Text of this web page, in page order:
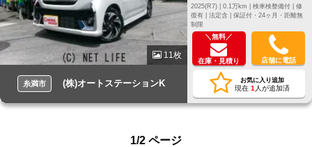
11枚
糸満市 (株)オートステーションK
2025(R7) | 0.1万km | 検車検整備付 | 修
復有 | 法定含 | 保証付・24ヶ月・距離無
制限
＼無料／
在庫・見積り 店舗に電話
お気に入り追加
現在 1 人が追加済
1/2 ページ